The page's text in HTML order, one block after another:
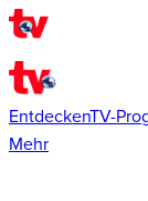
EntdeckenTV-
Mehr